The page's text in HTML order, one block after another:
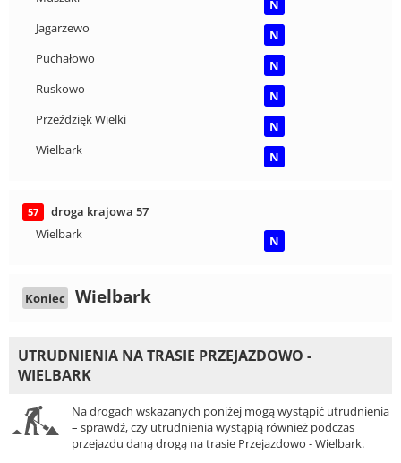
N
Jagarzewo
N
Puchałowo
N
Ruskowo
N
Przeździęk Wielki
N
Wielbark
N
57
droga krajowa 57
Wielbark
N
Koniec Wielbark
UTRUDNIENIA NA TRASIE PRZEJAZDOWO -
WIELBARK
Na drogach wskazanych poniżej mogą wystąpić utrudnienia
– sprawdź, czy utrudnienia wystąpią również podczas
przejazdu daną drogą na trasie Przejazdowo - Wielbark.